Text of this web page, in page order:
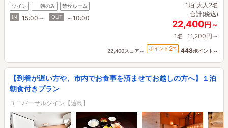
ツイン 朝のみ
禁煙ルーム
IN
15:00～ OUT ～10:00
1泊 大人2名
合計(税込)
22,400円～
1名 11,200円～
22,400スコア～ ポイント 2% 448ポイント～
【到着が遅い方や、市内でお食事を済ませてお越しの方へ】１泊
朝食付きプラン
ユニバーサルツイン【遠島】